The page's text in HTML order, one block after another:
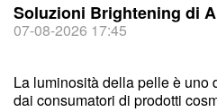
Soluzioni Brightening di
07-08-2026 17:45
La luminosità della pelle è uno
dai consumatori di prodotti